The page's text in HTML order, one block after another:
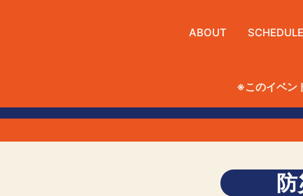
ABOUT SCHEDULE
※このイベン